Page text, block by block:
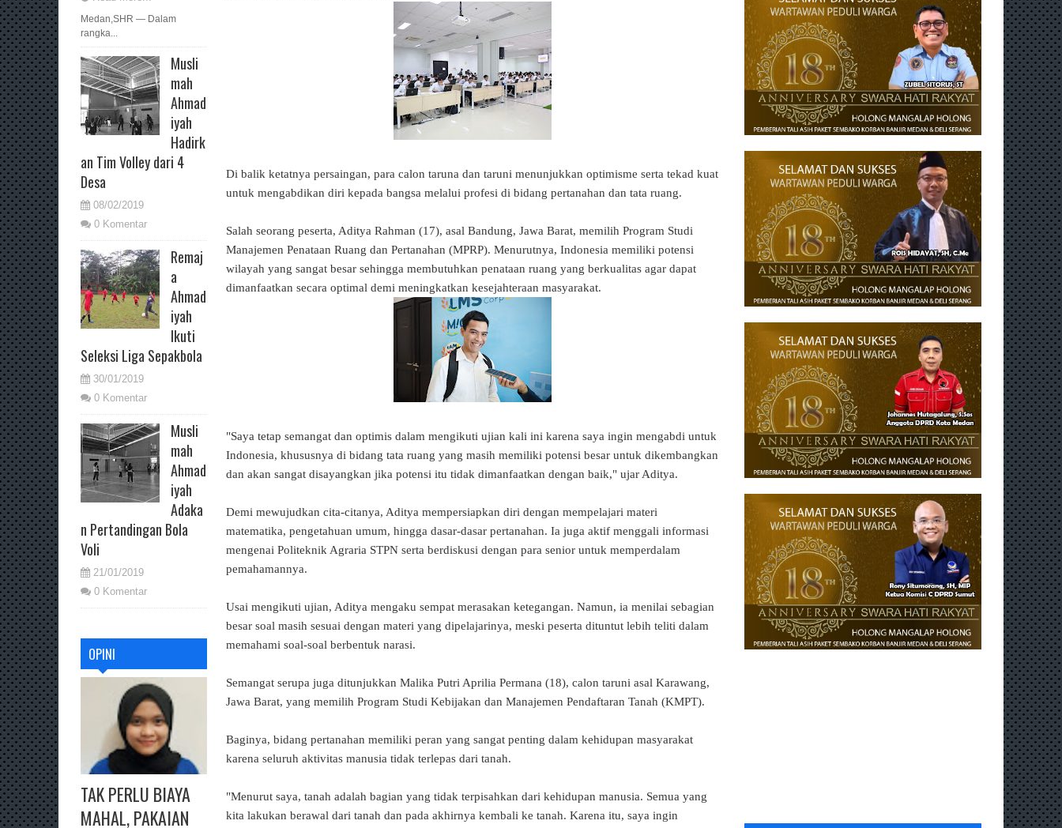
Medan,SHR — Dalam
rangka...
Musli
mah
Ahmad
iyah
Hadirk
an Tim Volley dari 4
Desa
08/02/2019
0 Komentar
Remaj
a
Ahmad
iyah
Ikuti
Seleksi Liga Sepakbola
30/01/2019
0 Komentar
Musli
mah
Ahmad
iyah
Adaka
n Pertandingan Bola
Voli
21/01/2019
0 Komentar
OPINI
TAK PERLU BIAYA
MAHAL, PAKAIAN
Di balik ketatnya persaingan, para calon taruna dan taruni menunjukkan optimisme serta tekad kuat
untuk mengabdikan diri kepada bangsa melalui profesi di bidang pertanahan dan tata ruang.
Salah seorang peserta, Aditya Rahman (17), asal Bandung, Jawa Barat, memilih Program Studi
Manajemen Penataan Ruang dan Pertanahan (MPRP). Menurutnya, Indonesia memiliki potensi
wilayah yang sangat besar sehingga membutuhkan penataan ruang yang berkualitas agar dapat
dimanfaatkan secara optimal demi meningkatkan kesejahteraan masyarakat.
"Saya tetap semangat dan optimis dalam mengikuti ujian kali ini karena saya ingin mengabdi untuk
Indonesia, khususnya di bidang tata ruang yang masih memiliki potensi besar untuk dikembangkan
dan akan sangat disayangkan jika potensi itu tidak dimanfaatkan dengan baik," ujar Aditya.
Demi mewujudkan cita-citanya, Aditya mempersiapkan diri dengan mempelajari materi
matematika, pengetahuan umum, hingga dasar-dasar pertanahan. Ia juga aktif menggali informasi
mengenai Politeknik Agraria STPN serta berdiskusi dengan para senior untuk memperdalam
pemahamannya.
Usai mengikuti ujian, Aditya mengaku sempat merasakan ketegangan. Namun, ia menilai sebagian
besar soal masih sesuai dengan materi yang dipelajarinya, meski peserta dituntut lebih teliti dalam
memahami soal-soal berbentuk narasi.
Semangat serupa juga ditunjukkan Malika Putri Aprilia Permana (18), calon taruni asal Karawang,
Jawa Barat, yang memilih Program Studi Kebijakan dan Manajemen Pendaftaran Tanah (KMPT).
Baginya, bidang pertanahan memiliki peran yang sangat penting dalam kehidupan masyarakat
karena seluruh aktivitas manusia tidak terlepas dari tanah.
"Menurut saya, tanah adalah bagian yang tidak terpisahkan dari kehidupan manusia. Semua yang
kita lakukan berawal dari tanah dan pada akhirnya kembali ke tanah. Karena itu, saya ingin